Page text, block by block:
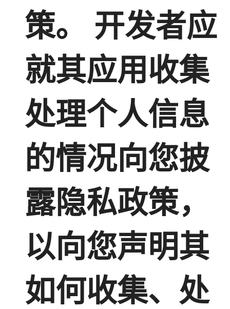
策。 开发者应
就其应用收集
处理个人信息
的情况向您披
露隐私政策，
以向您声明其
如何收集、处